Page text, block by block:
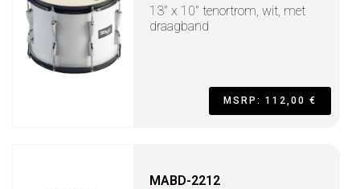
13" x 10" tenortrom, wit, met
draagband
MSRP: 112,00 €
MABD-2212